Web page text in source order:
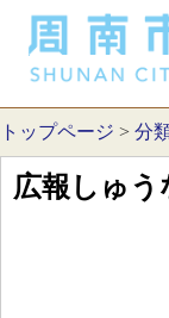
トップページ > 分
広報しゅう